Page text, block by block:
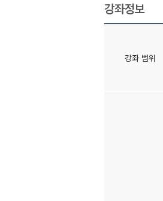
강좌정보
강좌 범위